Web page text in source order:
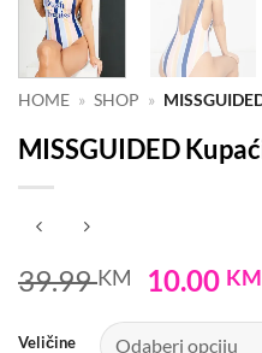
HOME » SHOP »
MISSGUIDED
39.99KM
Original
was:
10.00 KM
Veličine